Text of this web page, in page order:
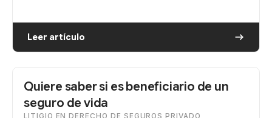
Leer artículo
Quiere saber si es beneficiario de un
seguro de vida
LITIGIO EN DERECHO DE SEGUROS PRIVADO